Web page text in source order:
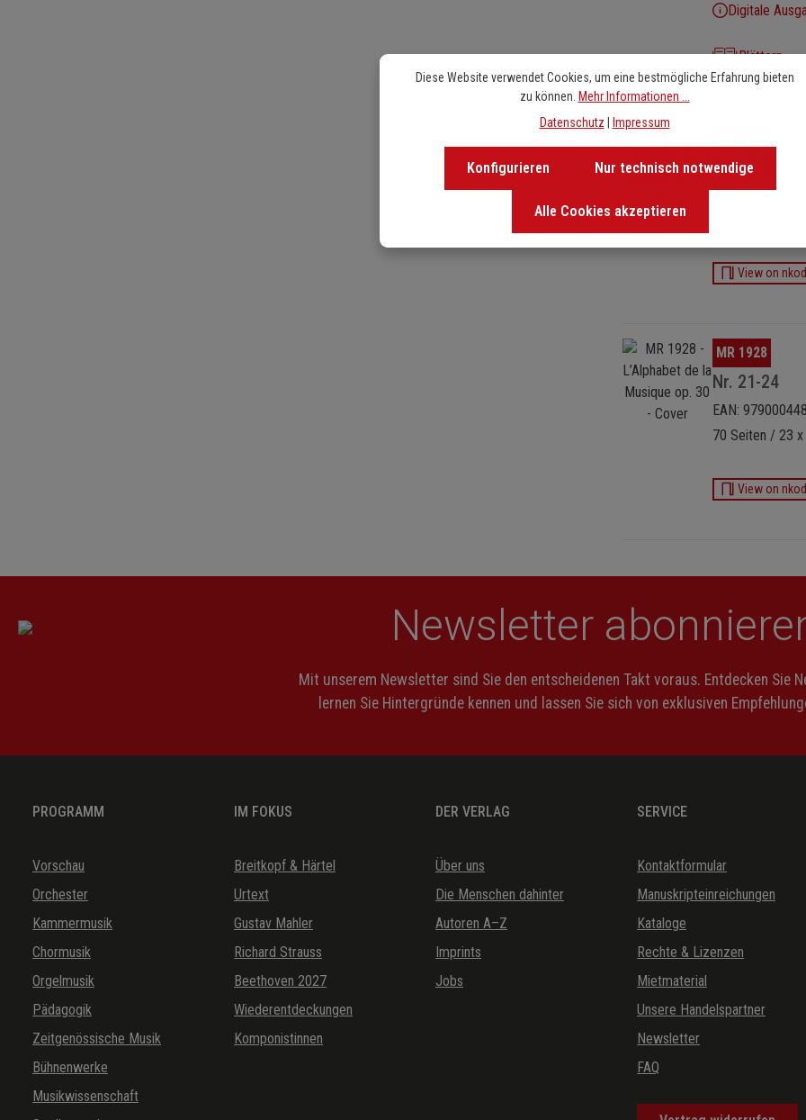
Digitale
Blättern
Bildergalerie überspringen
Nr. 17-20
EAN:
70 Seiten / 23
View on
Bildergalerie überspringen
MR 1928
Nr. 21-24
EAN:
70 Seiten / 23
View on
Newsletter
Mit unserem Newsletter sind Sie den entscheidenen Takt voraus. Entdecken Sie
lernen Sie Hintergründe kennen und lassen Sie sich von exklusiven
PROGRAMM
Vorschau
Orchester
Kammermusik
Chormusik
Orgelmusik
Pädagogik
Zeitgenössische Musik
Bühnenwerke
Musikwissenschaft
IM FOKUS
Breitkopf & Härtel
Urtext
Gustav Mahler
Richard Strauss
Beethoven 2027
Wiederentdeckungen
Komponistinnen
DER VERLAG
Über uns
Die Menschen dahinter
Autoren A–Z
Imprints
Jobs
SERVICE
Kontaktformular
Manuskripteinreichungen
Kataloge
Rechte & Lizenzen
Mietmaterial
Unsere Handelspartner
Newsletter
FAQ
Diese Website verwendet Cookies, um eine bestmögliche Erfahrung bieten
zu können. Mehr Informationen ...
Datenschutz | Impressum
Nur technisch notwendige
Konfigurieren
Alle Cookies akzeptieren